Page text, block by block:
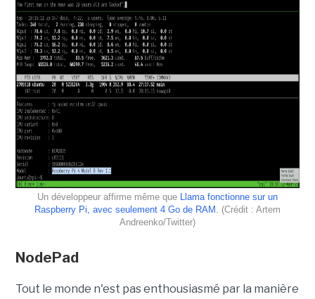
Un développeur affirme même que Llama fonctionne sur un
Raspberry Pi, avec seulement 4 Go de RAM . (Crédit : Artem
Andreenko/Twitter)
NodePad
Tout le monde n'est pas enthousiasmé par la manière